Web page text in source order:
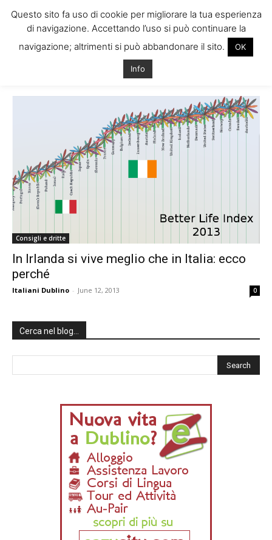
Tag: classifica ocse 2013
Consigli e dritte
In Irlanda si vive meglio che in Italia: ecco
perché
Italiani Dublino - June 12, 2013 0
Cerca nel blog…
Questo sito fa uso di cookie per migliorare la tua esperienza
di navigazione. Accettando l’uso si può continuare la
navigazione; altrimenti si può abbandonare il sito.
OK
Info